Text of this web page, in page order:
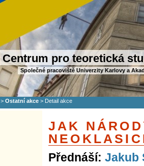
Centrum pro teoretická
Společné pracoviště Univerzity Karlovy a
> Ostatní akce > Detail akce
JAK
Přednáší: Jakub